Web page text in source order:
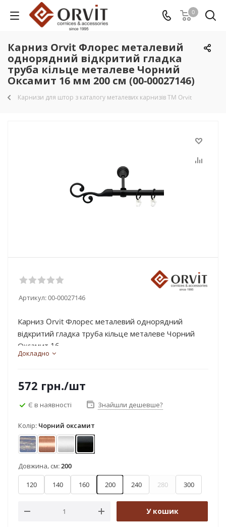
0
Карниз Orvit Флорес металевий
однорядний відкритий гладка
труба кільце металеве Чорний
Оксамит 16 мм 200 см (00-00027146)
Карнизи для штор з каталогу металевих карнизів TM Orvit
Артикул:00-00027146
Карниз Orvit Флорес металевий однорядний
відкритий гладка труба кільце металеве Чорний
Оксамит 16...
Докладно
572 грн./шт
Є в наявності Знайшли дешевше?
Колір: Чорний оксамит
Блакить золота
МідьСатин Чорний оксамит
Довжина, см:200
120 140 160 200 240 280 300
У кошик